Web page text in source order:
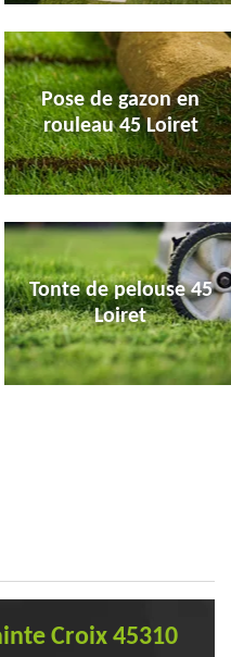
Pose de gazon en
rouleau 45 Loiret
Tonte de pelouse 45
Loiret
Croix 45310